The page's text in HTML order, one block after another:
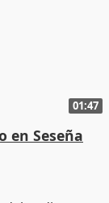
01:47
en Seseña